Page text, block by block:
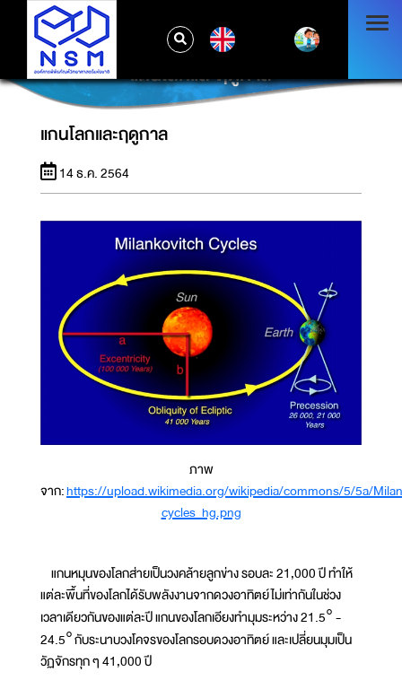
แกนโลกและฤดูกาล
แกนโลกและฤดูกาล
14 ธ.ค. 2564
ภาพ
จาก:https://upload.wikimedia.org/wikipedia/commons/5/5a/
cycles_hg.png
แกนหมุนของโลกส่ายเป็นวงคล้ายลูกข่าง รอบละ 21,000 ปี ทำให้
แต่ละพื้นที่ของโลกได้รับพลังงานจากดวงอาทิตย์ไม่เท่ากันในช่วง
เวลาเดียวกันของแต่ละปี แกนของโลกเอียงทำมุมระหว่าง 21.5° -
24.5° กับระนาบวงโคจรของโลกรอบดวงอาทิตย์ และเปลี่ยนมุมเป็น
วัฏจักรทุก ๆ 41,000 ปี